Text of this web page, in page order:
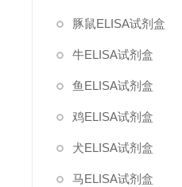
豚鼠ELISA试剂盒
牛ELISA试剂盒
鱼ELISA试剂盒
鸡ELISA试剂盒
犬ELISA试剂盒
马ELISA试剂盒